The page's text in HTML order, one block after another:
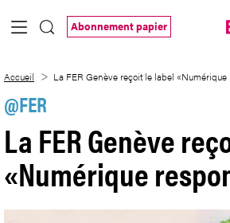
Saut au contenu principal
Abonnement papier
Accueil La FER Genève reçoit le label
@FER
La FER Genève
«Numérique